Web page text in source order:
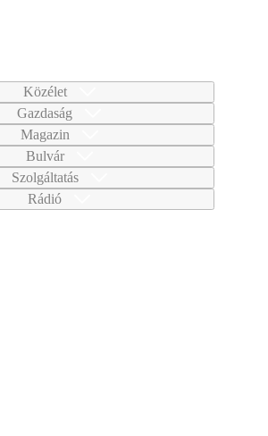
Közélet
Gazdaság
Magazin
Bulvár
Szolgáltatás
Rádió